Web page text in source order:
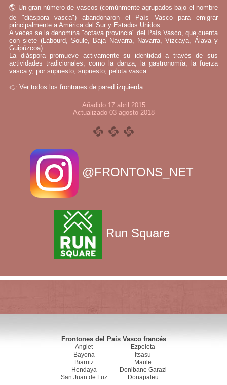
🌎 Un gran número de vascos (comúnmente agrupados bajo el nombre
de "diáspora vasca") abandonaron el País Vasco para emigrar
principalmente a América del Sur y Estados Unidos.
A veces se la denomina "octava provincia" del País Vasco, que cuenta
con siete (Labourd, Soule, Baja Navarra, Navarra, Vizcaya, Álava y
Guipúzcoa).
La diáspora promueve activamente su identidad a través de sus
actividades tradicionales, como la danza, la gastronomía, la fuerza
vasca y, por supuesto, supuesto, pelota vasca.
👉 Ver todos los frontones de pared izquierda
Añadido 17 abril 2015
Actualizado 03 agosto 2018
@FRONTONS_NET
Run Square
Frontones del País Vasco francés
Anglet
Bayona
Biarritz
Hendaya
San Juan de Luz
Ezpeleta
Itsasu
Maule
Donibane Garazi
Donapaleu